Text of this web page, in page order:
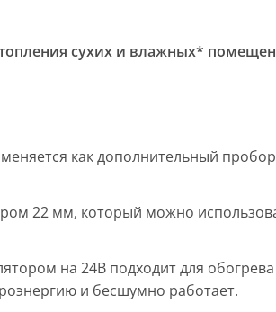
сухих и влажных*
как дополнительный
22 мм, который можно
на 24В подходит для
и бесшумно работает.